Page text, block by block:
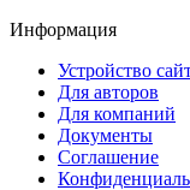
Информация
Устройство
Для авторов
Для компаний
Документы
Соглашение